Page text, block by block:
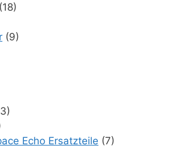
(18)
(9)
Echo Ersatzteile (7)